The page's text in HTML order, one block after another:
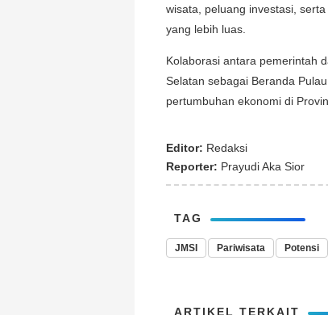
wisata, peluang investasi,
yang lebih luas.
Kolaborasi antara pemerintah
Selatan sebagai Beranda
pertumbuhan ekonomi di
Editor: Redaksi
Reporter: Prayudi Aka Sior
TAG
JMSI Pariwisata Potensi
ARTIKEL TERKAIT